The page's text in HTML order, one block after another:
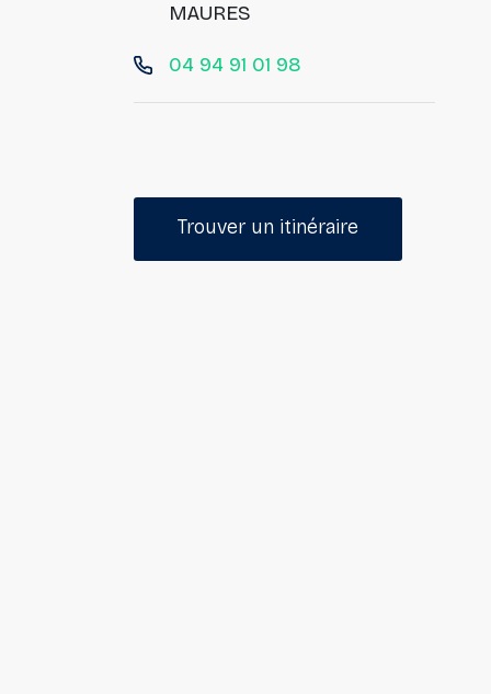
MAURES
04 94 91 01 98
Trouver un itinéraire